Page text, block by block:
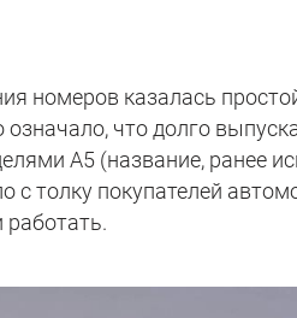
номеров казалась
означало, что долго
A5 (название, ранее
с толку покупателей
работать.